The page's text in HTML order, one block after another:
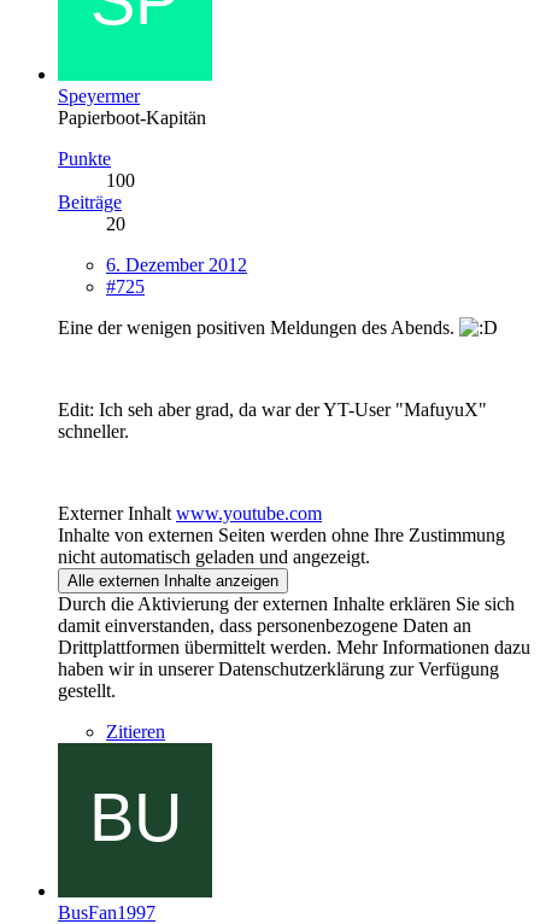
Speyermer
Papierboot-Kapitän
Punkte
100
Beiträge
20
6. Dezember 2012
#725
Eine der wenigen positiven Meldungen des Abends.
Edit: Ich seh aber grad, da war der YT-User "MafuyuX"
schneller.
Externer Inhalt www.youtube.com
Inhalte von externen Seiten werden ohne Ihre Zustimmung
nicht automatisch geladen und angezeigt.
Alle externen Inhalte anzeigen
Durch die Aktivierung der externen Inhalte erklären Sie sich
damit einverstanden, dass personenbezogene Daten an
Drittplattformen übermittelt werden. Mehr Informationen dazu
haben wir in unserer Datenschutzerklärung zur Verfügung
gestellt.
Zitieren
BusFan1997